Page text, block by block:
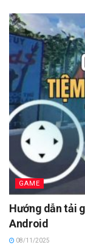
GAME
Hướng dẫn tải
Android
08/11/2025